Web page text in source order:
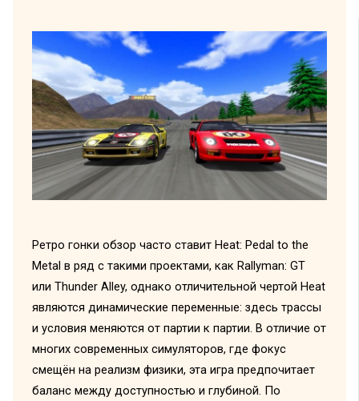
Ретро гонки обзор часто ставит Heat: Pedal to the
Metal в ряд с такими проектами, как Rallyman: GT
или Thunder Alley, однако отличительной чертой Heat
являются динамические переменные: здесь трассы
и условия меняются от партии к партии. В отличие от
многих современных симуляторов, где фокус
смещён на реализм физики, эта игра предпочитает
баланс между доступностью и глубиной. По